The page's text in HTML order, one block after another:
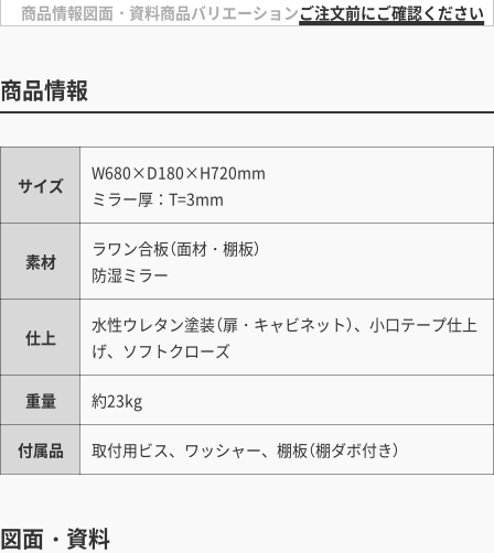
商品情報図面・資料商品バリエーションご注文前にご確認ください
商品情報
サイズ
W680×D180×H720mm
ミラー厚：T=3mm
素材
ラワン合板（面材・棚板）
防湿ミラー
仕上
水性ウレタン塗装（扉・キャビネット）、小口テープ仕上
げ、ソフトクローズ
重量 約23kg
付属品 取付用ビス、ワッシャー、棚板（棚ダボ付き）
図面・資料